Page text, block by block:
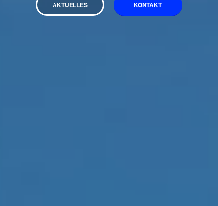
AKTUELLES KONTAKT